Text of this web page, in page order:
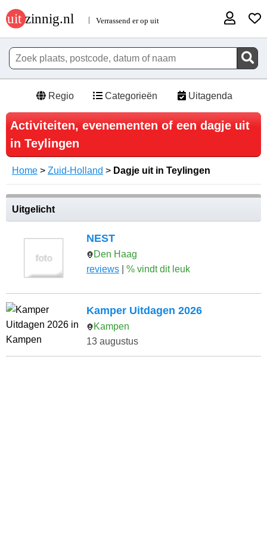
Regio Categorieën Uitagenda
Activiteiten, evenementen of een dagje uit
in Teylingen
Home > Zuid-Holland > Dagje uit in Teylingen
Uitgelicht
NEST
Den Haag
reviews
% vindt dit leuk
Kamper Uitdagen 2026
Kampen
13 augustus